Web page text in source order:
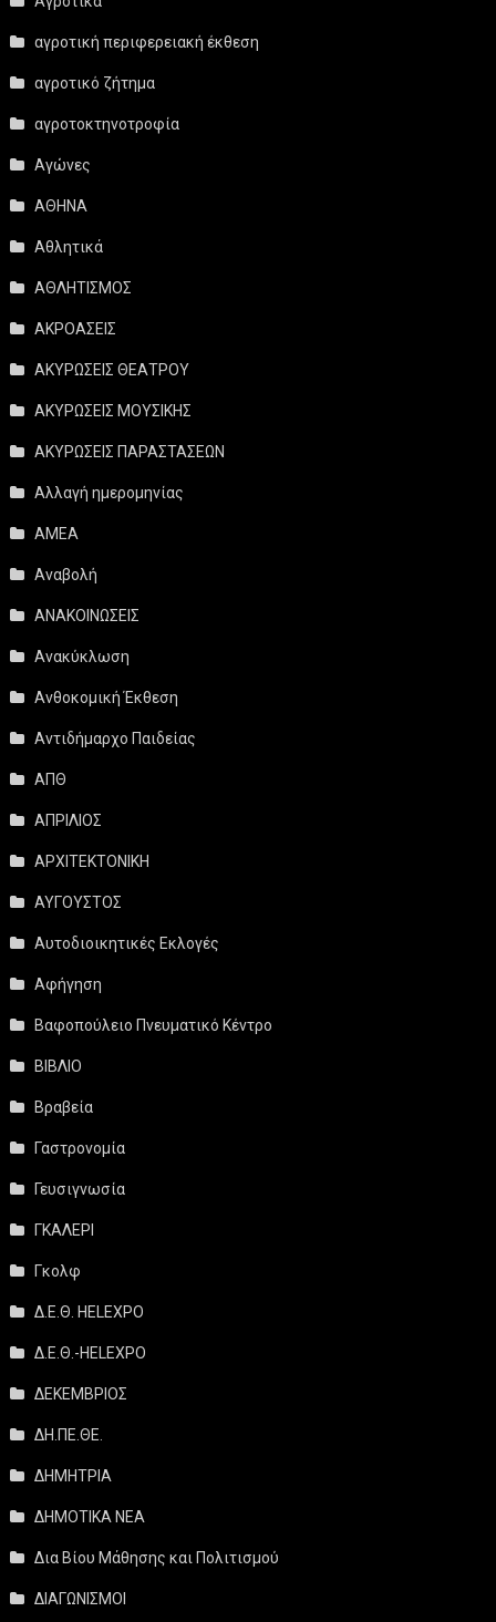
αγροτική περιφερειακή έκθεση
αγροτικό ζήτημα
αγροτοκτηνοτροφία
Αγώνες
ΑΘΗΝΑ
Αθλητικά
ΑΘΛΗΤΙΣΜΟΣ
ΑΚΡΟΑΣΕΙΣ
ΑΚΥΡΩΣΕΙΣ ΘΕΑΤΡΟΥ
ΑΚΥΡΩΣΕΙΣ ΜΟΥΣΙΚΗΣ
ΑΚΥΡΩΣΕΙΣ ΠΑΡΑΣΤΑΣΕΩΝ
Αλλαγή ημερομηνίας
ΑΜΕΑ
Αναβολή
ΑΝΑΚΟΙΝΩΣΕΙΣ
Ανακύκλωση
Ανθοκομική Έκθεση
Αντιδήμαρχο Παιδείας
ΑΠΘ
ΑΠΡΙΛΙΟΣ
ΑΡΧΙΤΕΚΤΟΝΙΚΗ
ΑΥΓΟΥΣΤΟΣ
Αυτοδιοικητικές Εκλογές
Αφήγηση
Βαφοπούλειο Πνευματικό Κέντρο
ΒΙΒΛΙΟ
Βραβεία
Γαστρονομία
Γευσιγνωσία
ΓΚΑΛΕΡΙ
Γκολφ
Δ.Ε.Θ. HELEXPO
Δ.Ε.Θ.-HELEXPO
ΔΕΚΕΜΒΡΙΟΣ
ΔΗ.ΠΕ.ΘΕ.
ΔΗΜΗΤΡΙΑ
ΔΗΜΟΤΙΚΑ ΝΕΑ
Δια Βίου Μάθησης και Πολιτισμού
ΔΙΑΓΩΝΙΣΜΟΙ